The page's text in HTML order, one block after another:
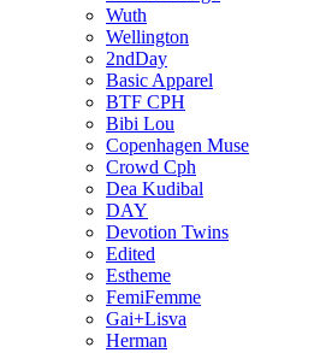
Wuth
Wellington
2ndDay
Basic Apparel
BTF CPH
Bibi Lou
Copenhagen Muse
Crowd Cph
Dea Kudibal
DAY
Devotion Twins
Edited
Estheme
FemiFemme
Gai+Lisva
Herman